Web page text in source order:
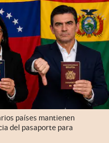
países mantienen
del pasaporte para